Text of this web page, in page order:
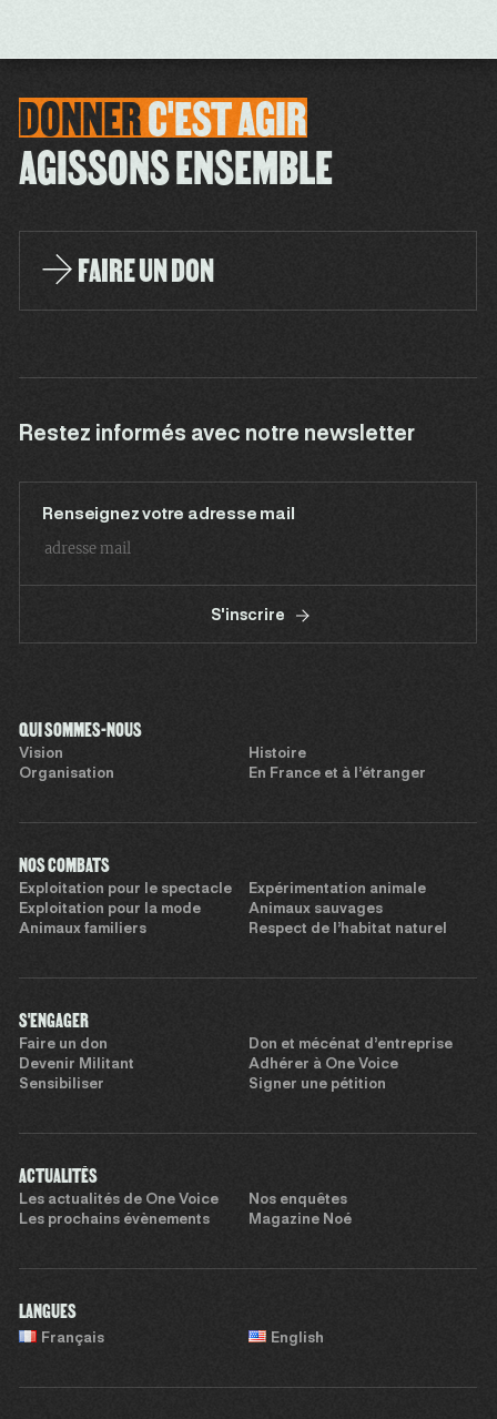
DONNERC'ESTAGIR
AGISSONS ENSEMBLE
FAIRE UN DON
Restez informés avec notre newsletter
Renseignez votre adresse mail
S'inscrire
QUI SOMMES-NOUS
Vision
Histoire
Organisation
En France et à l’étranger
NOS COMBATS
Exploitation pour le spectacle
Expérimentation animale
Exploitation pour la mode
Animaux sauvages
Animaux familiers
Respect de l’habitat naturel
S'ENGAGER
Faire un don
Don et mécénat d’entreprise
Devenir Militant
Adhérer à One Voice
Sensibiliser
Signer une pétition
ACTUALITÉS
Les actualités de One Voice
Nos enquêtes
Les prochains évènements
Magazine Noé
LANGUES
Français English